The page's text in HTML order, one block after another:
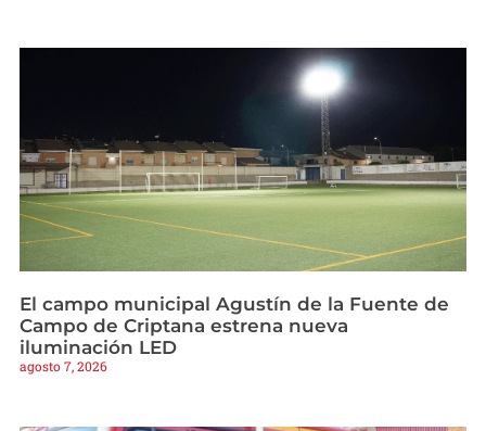
El campo municipal Agustín de la Fuente de
Campo de Criptana estrena nueva
iluminación LED
agosto 7, 2026